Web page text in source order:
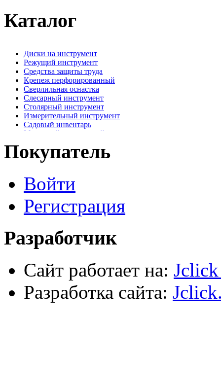
Каталог
Диски на инструмент
Режущий инструмент
Средства защиты труда
Крепеж перфорированный
Сверлильная оснастка
Слесарный инструмент
Столярный инструмент
Измерительный инструмент
Садовый инвентарь
Малярный, отделочный инструмент
Наждачная бумага
Хозтовары
Электрика, осветительное оборудование
Пена и герметики
Автомобильный инструмент
Сварочное оборудование
Силовое оборудование
Покупатель
Войти
Регистрация
Разработчик
Сайт работает на:
Разработка сайта: